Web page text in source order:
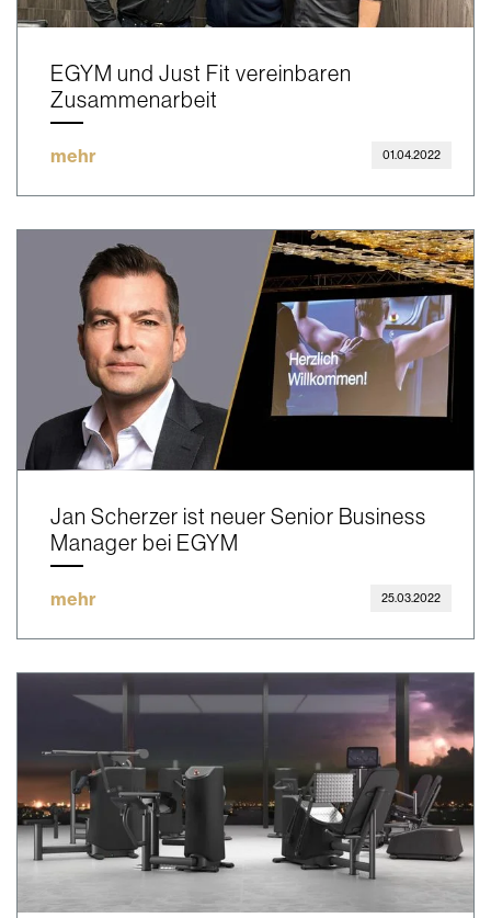
EGYM und Just Fit vereinbaren
Zusammenarbeit
mehr 01.04.2022
Jan Scherzer ist neuer Senior Business
Manager bei EGYM
mehr 25.03.2022